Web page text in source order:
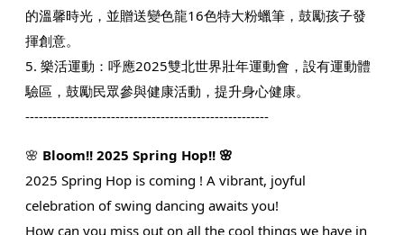
的溫馨時光，並贈送變色龍16色特大粉蠟筆，鼓勵孩子發
揮創意。​
5. 樂活運動：​呼應2025雙北世界壯年運動會，設有運動體
驗區，鼓勵民眾參與健康活動，提升身心健康。
------------------------------------------------------
🌸 Bloom!! 2025 Spring Hop!! 🌸
2025 Spring Hop is coming ! A vibrant, joyful
celebration of swing dancing awaits you!
How can you miss out on all the cool things we have in